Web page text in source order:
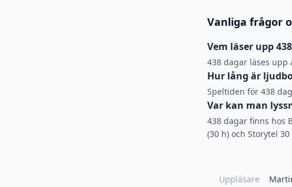
Vanliga frågor
Vem läser upp
438 dagar läses
Hur lång är
Speltiden för 438
Var kan man
438 dagar finns hos
(30 h) och Storytel 30
Uppläsare